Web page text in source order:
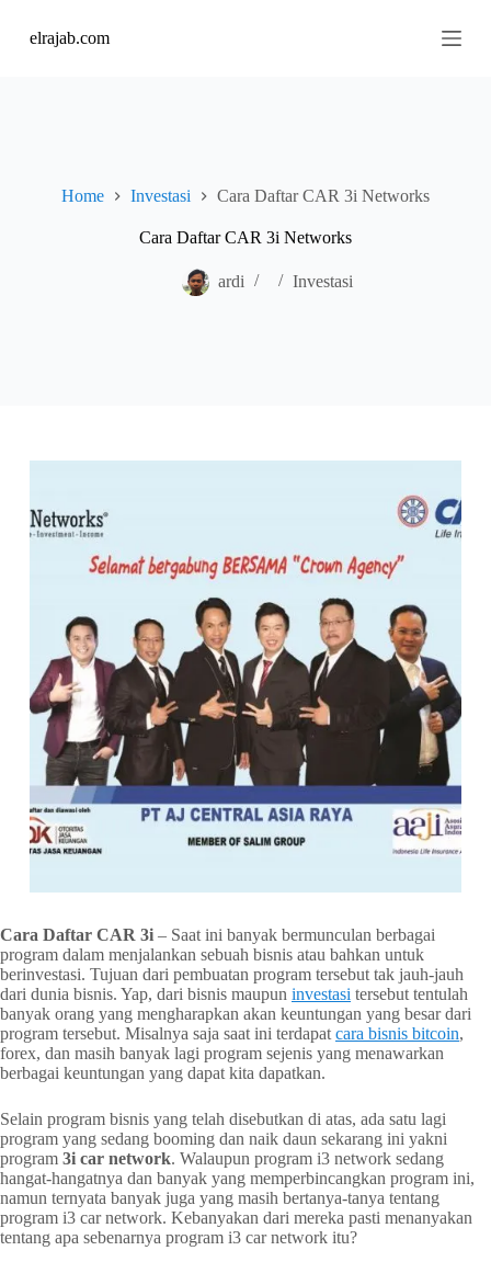
kelrajab.com
Home Investasi Cara Daftar CAR 3i Networks
Cara Daftar CAR 3i Networks
ardi Investasi
Cara Daftar CAR 3i – Saat ini banyak bermunculan berbagai
program dalam menjalankan sebuah bisnis atau bahkan untuk
berinvestasi. Tujuan dari pembuatan program tersebut tak jauh-jauh
dari dunia bisnis. Yap, dari bisnis maupun investasi tersebut tentulah
banyak orang yang mengharapkan akan keuntungan yang besar dari
program tersebut. Misalnya saja saat ini terdapat cara bisnis bitcoin,
forex, dan masih banyak lagi program sejenis yang menawarkan
berbagai keuntungan yang dapat kita dapatkan.
Selain program bisnis yang telah disebutkan di atas, ada satu lagi
program yang sedang booming dan naik daun sekarang ini yakni
program 3i car network. Walaupun program i3 network sedang
hangat-hangatnya dan banyak yang memperbincangkan program ini,
namun ternyata banyak juga yang masih bertanya-tanya tentang
program i3 car network. Kebanyakan dari mereka pasti menanyakan
tentang apa sebenarnya program i3 car network itu?